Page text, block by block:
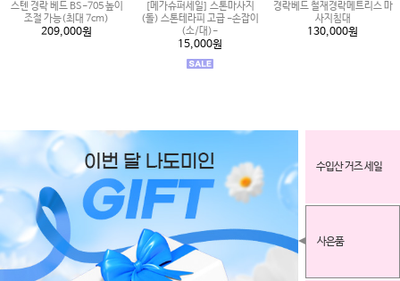
스텐 경락 베드 BS-705 높이
조절 가능(최대 7cm)
209,000원
[메가슈퍼세일] 스톤마사지
(돌) 스톤테라피 고급 -손잡이
(소/대)-
15,000원
경락베드 철재경락메트리스 마
사지침대
130,000원
수입산 거즈 세일
사은품